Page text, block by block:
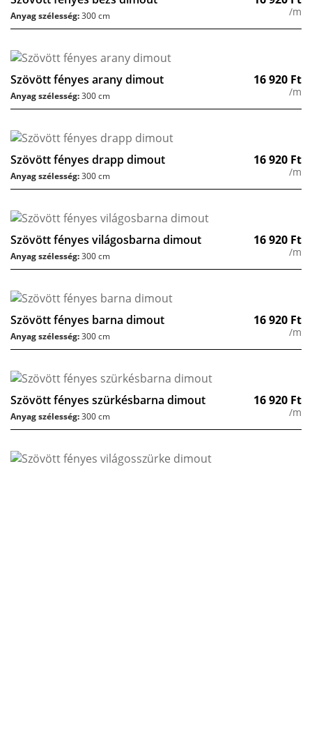
/m
Anyag szélesség:300 cm
Szövött fényes arany dimout 16 920 Ft
/m
Anyag szélesség:300 cm
Szövött fényes drapp dimout 16 920 Ft
/m
Anyag szélesség:300 cm
Szövött fényes világosbarna dimout 16 920 Ft
/m
Anyag szélesség:300 cm
Szövött fényes barna dimout 16 920 Ft
/m
Anyag szélesség:300 cm
Szövött fényes szürkésbarna dimout 16 920 Ft
/m
Anyag szélesség:300 cm